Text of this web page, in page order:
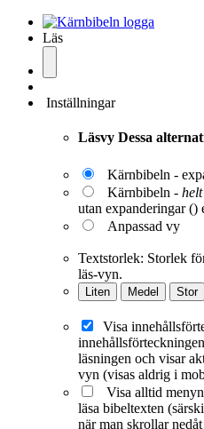
Läs
Inställningar
Läsvy Dessa
Kärnbibeln -
Kärnbibeln -
utan expanderingar
Anpassad vy
Textstorlek: Storlek
läs-vyn.
Liten Medel Stor
Visa
läsningen och visar
vyn (visas aldrig i
Visa alltid menyn
läsa bibeltexten
när man skrollar